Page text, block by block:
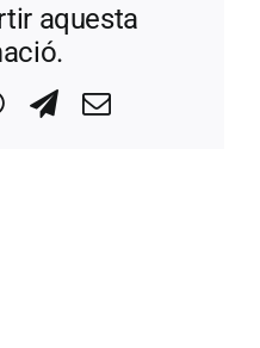
aquesta
WhatsApp
Telegram
Correo